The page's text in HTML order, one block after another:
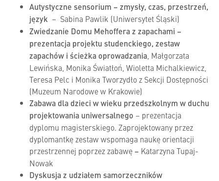
Autystyczne sensorium – zmysły, czas, przestrzeń,
język – Sabina Pawlik (Uniwersytet Śląski)
Zwiedzanie Domu Mehoffera z zapachami –
prezentacja projektu studenckiego, zestaw
zapachów i ścieżka oprowadzania , Małgorzata
Lewińska, Monika Światłoń, Wioletta Michalkiewicz,
Teresa Pelc i Monika Tworzydło z Sekcji Dostępności
(Muzeum Narodowe w Krakowie)
Zabawa dla dzieci w wieku przedszkolnym w duchu
projektowania uniwersalnego – prezentacja
dyplomu magisterskiego. Zaprojektowany przez
dyplomantkę zestaw wspomaga naukę orientacji
przestrzennej poprzez zabawę – Katarzyna Tupaj-
Nowak
Dyskusja z udziałem samorzeczników